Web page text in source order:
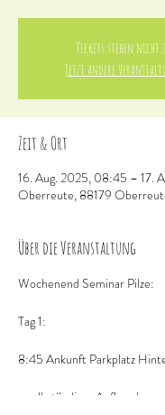
Tickets stehen nicht
Jetzt andere
Zeit & Ort
16. Aug. 2025, 08:45 – 17.
Oberreute, 88179
Über die Veranstaltung
Wochenend Seminar Pilze:
Tag 1:
8:45 Ankunft Parkplatz
- selbständiger Aufbruch